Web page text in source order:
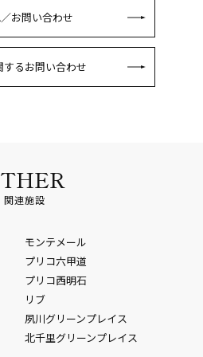
お問い合わせ
するお問い合わせ
関連施設
モンテメール
プリコ六甲道
プリコ西明石
リブ
夙川グリーンプレイス
北千里グリーンプレイス